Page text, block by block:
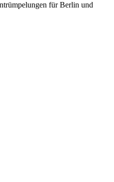
für Berlin und